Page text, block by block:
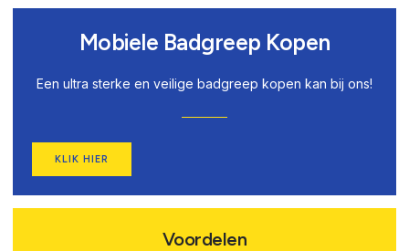
Mobiele Badgreep Kopen
Een ultra sterke en veilige badgreep kopen kan bij ons!
KLIK HIER
Voordelen